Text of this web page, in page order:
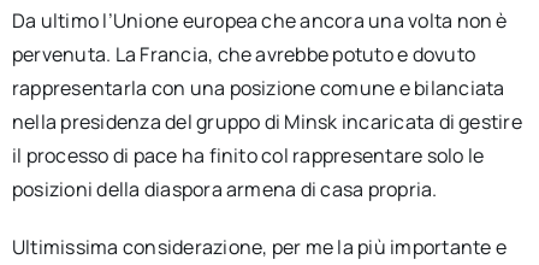
Da ultimo l’Unione europea che ancora una volta non è
pervenuta. La Francia, che avrebbe potuto e dovuto
rappresentarla con una posizione comune e bilanciata
nella presidenza del gruppo di Minsk incaricata di gestire
il processo di pace ha finito col rappresentare solo le
posizioni della diaspora armena di casa propria.
Ultimissima considerazione, per me la più importante e